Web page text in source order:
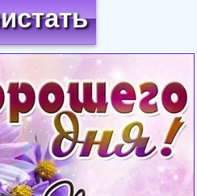
картинки...